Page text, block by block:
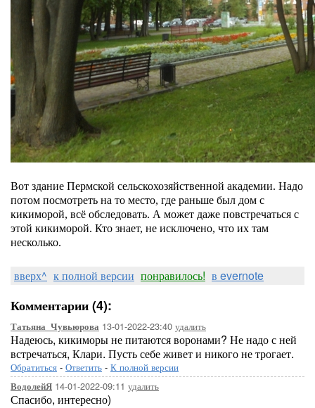
Вот здание Пермской сельскохозяйственной академии. Надо
потом посмотреть на то место, где раньше был дом с
кикиморой, всё обследовать. А может даже повстречаться с
этой кикиморой. Кто знает, не исключено, что их там
несколько.
вверх^ к полной версии понравилось! в evernote
Комментарии (4):
Татьяна_Чувьюрова 13-01-2022-23:40 удалить
Надеюсь, кикиморы не питаются воронами? Не надо с ней
встречаться, Клари. Пусть себе живет и никого не трогает.
Обратиться - Ответить - К полной версии
ВодолейЯ 14-01-2022-09:11 удалить
Спасибо, интересно)